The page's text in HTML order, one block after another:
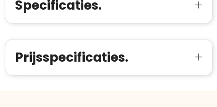
Specificaties.
Prijsspecificaties.
starten